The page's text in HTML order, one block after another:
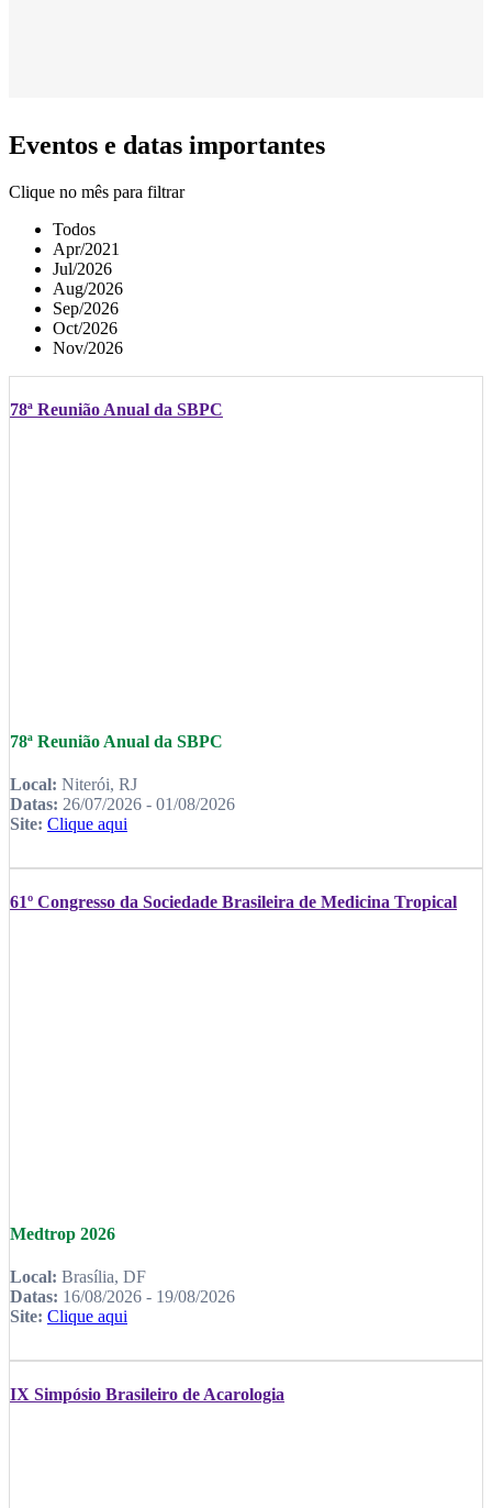
Eventos e datas importantes
Clique no mês para filtrar
Todos
Apr/2021
Jul/2026
Aug/2026
Sep/2026
Oct/2026
Nov/2026
78ª Reunião Anual da SBPC
78ª Reunião Anual da SBPC
Local: Niterói, RJ
Datas: 26/07/2026 - 01/08/2026
Site: Clique aqui
61º Congresso da Sociedade Brasileira de Medicina Tropical
Medtrop 2026
Local: Brasília, DF
Datas: 16/08/2026 - 19/08/2026
Site: Clique aqui
IX Simpósio Brasileiro de Acarologia